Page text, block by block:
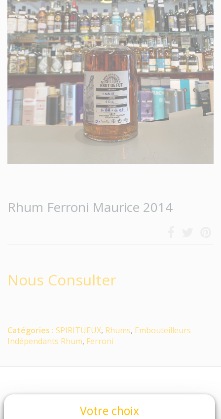
Rhum Ferroni Maurice 2014
Nous Consulter
Catégories : SPIRITUEUX, Rhums, Embouteilleurs
Indépendants Rhum, Ferroni
Votre choix